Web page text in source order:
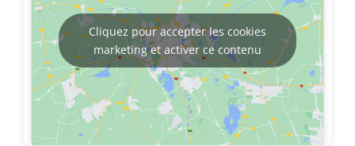
Cliquez pour accepter les cookies
marketing et activer ce contenu